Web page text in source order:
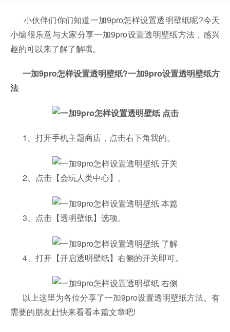
小伙伴们你们知道一加9pro怎样设置透明壁纸呢?今天
小编很乐意与大家分享一加9pro设置透明壁纸方法，感兴
趣的可以来了解了解哦。
一加9pro怎样设置透明壁纸?一加9pro设置透明壁纸方
法
1、打开手机主题商店，点击右下角我的。
2、点击【会玩人类中心】。
3、点击【透明壁纸】选项。
4、打开【开启透明壁纸】右侧的开关即可。
以上这里为各位分享了一加9pro设置透明壁纸方法。有
需要的朋友赶快来看看本篇文章吧!